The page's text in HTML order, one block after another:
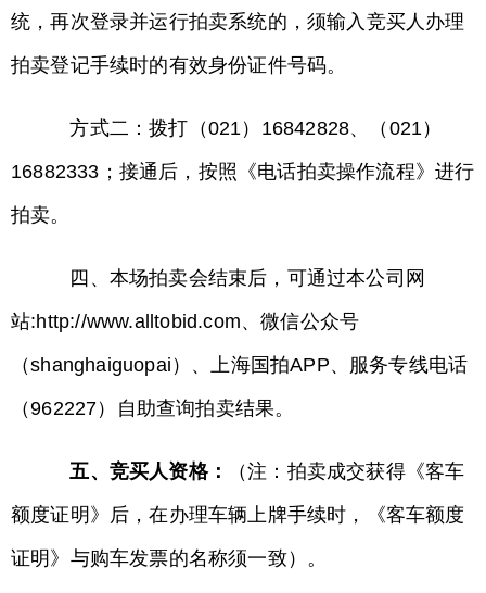
统，再次登录并运行拍卖系统的，须输入竞买人办理
拍卖登记手续时的有效身份证件号码。
方式二：拨打（021）16842828、（021）
16882333；接通后，按照《电话拍卖操作流程》进行
拍卖。
四、本场拍卖会结束后，可通过本公司网
站:http://www.alltobid.com、微信公众号
（shanghaiguopai）、上海国拍APP、服务专线电话
（962227）自助查询拍卖结果。
五、竞买人资格：
（注：拍卖成交获得《客车
额度证明》后，在办理车辆上牌手续时，《客车额度
证明》与购车发票的名称须一致）。